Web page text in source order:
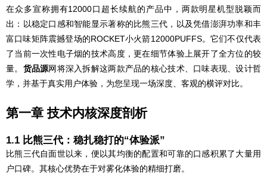
在众多宣称拥有12000口超长续航的产品中，两款明星机型脱颖而
出：以稳定口感和智能显示著称的比熊三代，以及凭借澎湃功率和丰
富口味矩阵震撼登场的ROCKET小火箭12000PUFFS。它们不仅代表
了当前一次性电子烟的技术高度，更在细节体验上展开了全方位的较
量。 货品源网将深入拆解这两款产品的核心技术、口味表现、设计哲
学，并基于真实用户体验，为您呈现一场深度、客观的横评对比。
第一章 技术内核深度剖析
1.1 比熊三代：稳扎稳打的“体验派”
比熊三代自面世以来，便以其均衡的配置和可靠的口感积累了大量用
户口碑。其核心优势在于对雾化体验的精细打磨。